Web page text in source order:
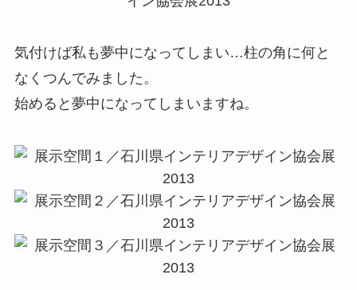
気付けば私も夢中になってしまい…柱の角に何と
なくつんでみました。
始めると夢中になってしまいますね。